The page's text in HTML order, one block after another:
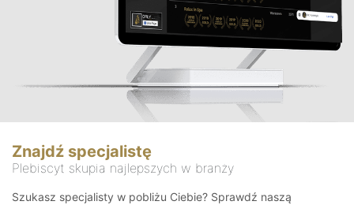
Znajdź specjalistę
Plebiscyt skupia najlepszych w branży
Szukasz specjalisty w pobliżu Ciebie? Sprawdź naszą